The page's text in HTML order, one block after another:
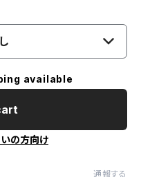
available
の方向け
通報する